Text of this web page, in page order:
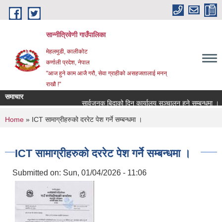
Skip to main content
सान्नीत्रिवेणी गाउँपालिका
मेहलमुडी, कालीकोट
कर्णाली प्रदेश, नेपाल
"आज हुने काम आजै गरौ, सेवा ग्राहीको असहजतालाई मनन्
राखौ !"
समाचार
सार्वजनुक बिदाको दिन कार्यालय सञ्चालन हुने सम्बन्धमा ।
You are here
Home » ICT सामाग्रीहरुको दररेट पेश गर्ने सम्बन्धमा ।
ICT सामाग्रीहरुको दररेट पेश गर्ने सम्बन्धमा ।
Submitted on: Sun, 01/04/2026 - 11:06